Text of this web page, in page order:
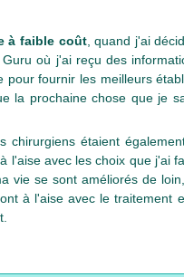
à faible coût, quand j'ai
où j'ai reçu des
fournir les meilleurs
prochaine chose que je
étaient
avec les choix que j'ai
se sont améliorés de
à l'aise avec le traitement